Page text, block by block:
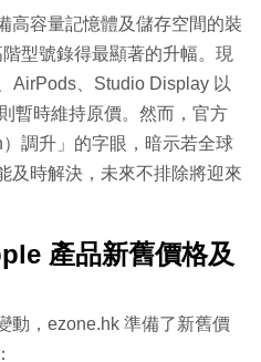
高容量記憶體及儲存空間的裝
型號錄得最顯著的升幅。現
AirPods、Studio Display 以
暫時維持原價。然而，官方
調升」的字眼，暗示若全球
及時解決，未來不排除將迎來
產品新舊價格及
動，ezone.hk 準備了新舊價